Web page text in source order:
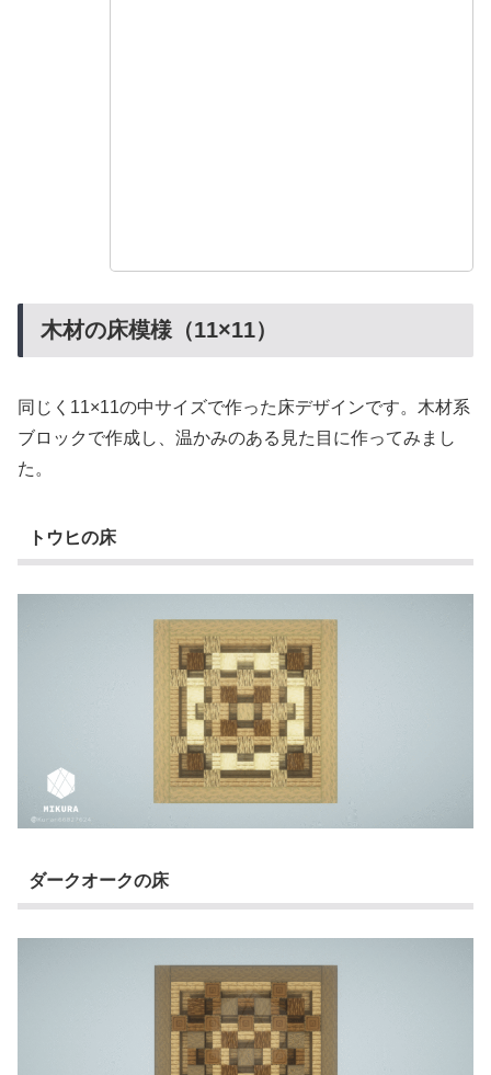
木材の床模様（11×11）
同じく11×11の中サイズで作った床デザインです。木材系
ブロックで作成し、温かみのある見た目に作ってみまし
た。
トウヒの床
ダークオークの床